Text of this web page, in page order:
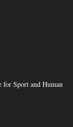
for Sport and Human